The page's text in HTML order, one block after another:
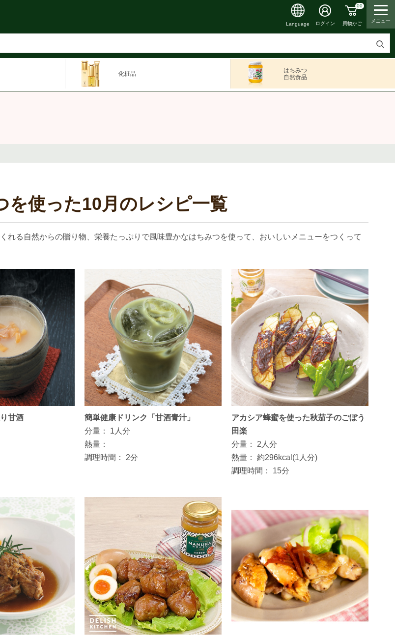
検
Language ログイン
00
買物かご メニュー
化粧品
はちみつ
自然食品
を使った10月のレシピ一覧
れる自然からの贈り物、栄養たっぷりで風味豊かなはちみつを使って、おいしいメニューをつくって
甘酒
簡単健康ドリンク「甘酒青汁」
分量：
1人分
熱量：
調理時間：
2分
アカシア蜂蜜を使った秋茄子のごぼう
田楽
分量：
2人分
熱量：
約296kcal(1人分)
調理時間：
15分